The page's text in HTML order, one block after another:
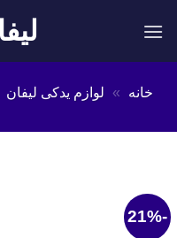
خانه » لوازم یدکی لیفان
-21%